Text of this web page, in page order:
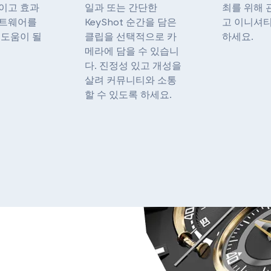
고 효과
웨어를
움이 될
일과 또는 간단한
KeyShot 순간을 담은
클립을 선택적으로 카
메라에 담을 수 있습니
다. 진정성 있고 개성을
살려 커뮤니티와 소통
할 수 있도록 하세요.
최를 위해
고 이니셔
하세요.